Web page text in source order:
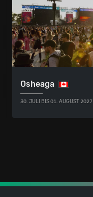
Osheaga
30. JULI BIS 01. AUGUST 2027